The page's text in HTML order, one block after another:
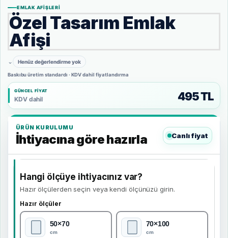
EMLAK AFIŞLERI
Özel Tasarım Emlak
Afişi
⌄ Henüz değerlendirme yok
Baskıbu üretim standardı · KDV dahil fiyatlandırma
GÜNCEL FIYAT 495 TL
KDV dahil
ÜRÜN KURULUMU
İhtiyacına göre hazırla Canlı fiyat
Hangi ölçüye ihtiyacınız var?
Hazır ölçülerden seçin veya kendi ölçünüzü girin.
Hazır ölçüler
50×70
cm
70×100
cm